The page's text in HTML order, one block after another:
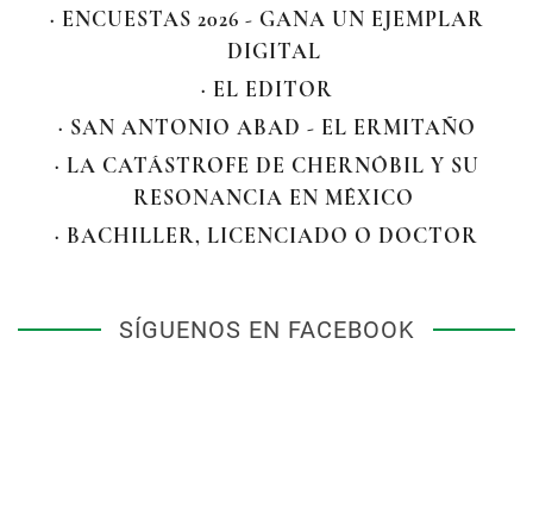
· ENCUESTAS 2026 - GANA UN EJEMPLAR
DIGITAL
· EL EDITOR
· SAN ANTONIO ABAD - EL ERMITAÑO
· LA CATÁSTROFE DE CHERNÓBIL Y SU
RESONANCIA EN MÉXICO
· BACHILLER, LICENCIADO O DOCTOR
SÍGUENOS EN FACEBOOK